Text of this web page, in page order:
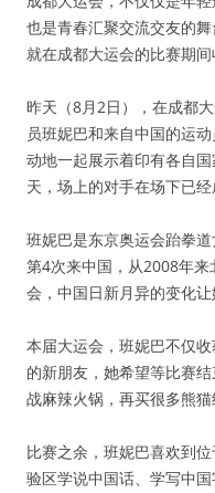
也是青春汇聚交流交友的
就在成都大运会的比赛期间
昨天（8月2日），在成都
员班妮巴和来自中国的运
动地一起展示着印有各自
天，场上的对手在场下已经
班妮巴是东京奥运会跆拳
第4次来中国，从2008年
会，中国日新月异的变化让
本届大运会，班妮巴不仅
的新朋友，她希望等比赛
战麻辣火锅，再买很多熊猫
比赛之余，班妮巴喜欢到
验区学说中国话、学写中